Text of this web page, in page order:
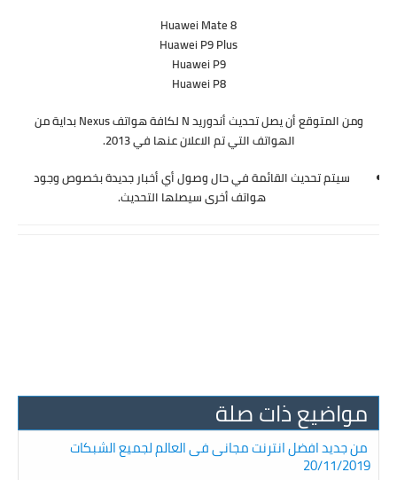
Huawei Mate 8
Huawei P9 Plus
Huawei P9
Huawei P8
ومن المتوقع أن يصل تحديث أندوريد N لكافة هواتف Nexus بداية من
الهواتف التي تم الاعلان عنها في 2013.
سيتم تحديث القائمة في حال وصول أي أخبار جديدة بخصوص وجود
هواتف أخرى سيصلها التحديث.
مواضيع ذات صلة
من جديد افضل انترنت مجانى فى العالم لجميع الشبكات
20/11/2019